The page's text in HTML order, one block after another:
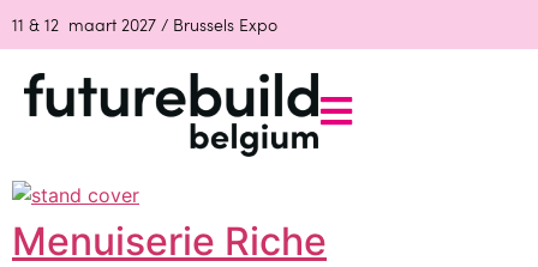
11 & 12 maart 2027 / Brussels Expo
Menuiserie Riche